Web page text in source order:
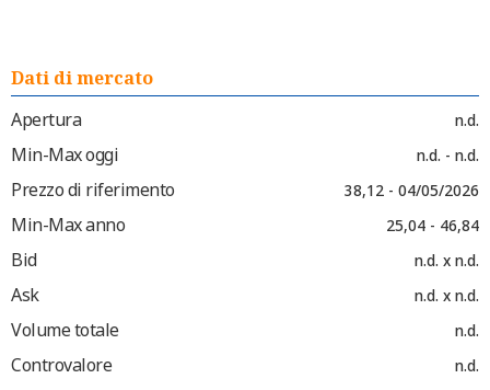
Dati di mercato
Apertura
n.d.
Min-Max oggi n.d. - n.d.
Prezzo di riferimento 38,12 - 04/05/2026
Min-Max anno 25,04 - 46,84
Bid n.d. x n.d.
Ask n.d. x n.d.
Volume totale n.d.
Controvalore n.d.